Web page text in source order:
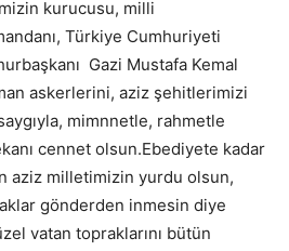
kurucusu, milli
Türkiye Cumhuriyeti
Gazi Mustafa Kemal
askerlerini, aziz şehitlerimizi
mimnnetle, rahmetle
cennet olsun.Ebediyete kadar
aziz milletimizin yurdu olsun,
gönderden inmesin diye
vatan topraklarını bütün